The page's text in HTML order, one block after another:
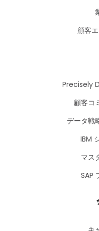
顧客
Precisely
顧客コ
データ戦
IBM
マス
SAP